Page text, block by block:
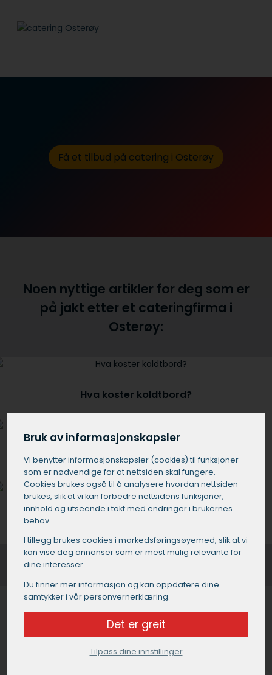
Få et tilbud på catering i Osterøy
Noen nyttige artikler for deg som er
på jakt etter et cateringfirma i
Osterøy:
Hva koster koldtbord?
Hvor mye koster catering?
Cateringfirmaer i Osterøy
Bruk av informasjonskapsler
Vi benytter informasjons­kapsler (cookies) til funksjoner
som er nødvendige for at nettsiden skal fungere.
Cookies brukes også til å analysere hvordan nettsiden
brukes, slik at vi kan forbedre nettsidens funksjoner,
innhold og utseende i takt med endringer i brukernes
behov.
I tillegg brukes cookies i markedsførings­øyemed, slik at vi
kan vise deg annonser som er mest mulig relevante for
dine interesser.
Du finner mer informasjon og kan oppdatere dine
samtykker i vår personvernerklæring.
Det er greit
Tilpass dine innstillinger